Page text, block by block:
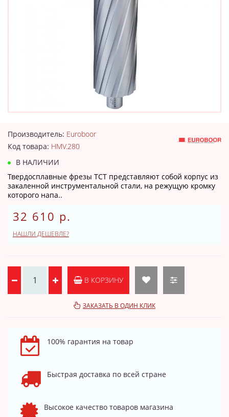
Производитель: Euroboor
Код товара: HMV.280
В НАЛИЧИИ
Твердосплавные фрезы TCT представляют собой корпус из
закаленной инструментальной стали, на режущую кромку
которого напа..
32 610 р.
НАШЛИ ДЕШЕВЛЕ?
В КОРЗИНУ
ЗАКАЗАТЬ В ОДИН КЛИК
100% гарантия на товар
Быстрая доставка по всей стране
Высокое качество товаров магазина